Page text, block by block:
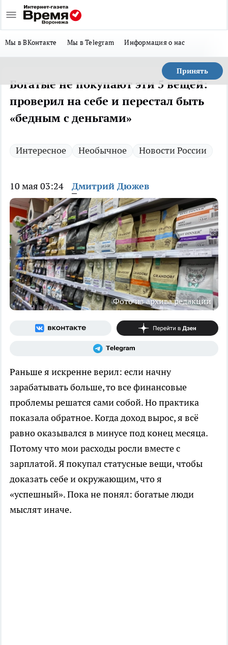
Мы в ВКонтакте Мы в Telegram Информация о нас
Принять
Богатые не покупают эти 5 вещей:
проверил на себе и перестал быть
«бедным с деньгами»
Интересное Необычное Новости России
10 мая 03:24 Дмитрий Дюжев
Фото из архива редакции
Раньше я искренне верил: если начну
зарабатывать больше, то все финансовые
проблемы решатся сами собой. Но практика
показала обратное. Когда доход вырос, я всё
равно оказывался в минусе под конец месяца.
Потому что мои расходы росли вместе с
зарплатой. Я покупал статусные вещи, чтобы
доказать себе и окружающим, что я
«успешный». Пока не понял: богатые люди
мыслят иначе.